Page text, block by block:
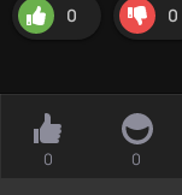
0 0
0 0